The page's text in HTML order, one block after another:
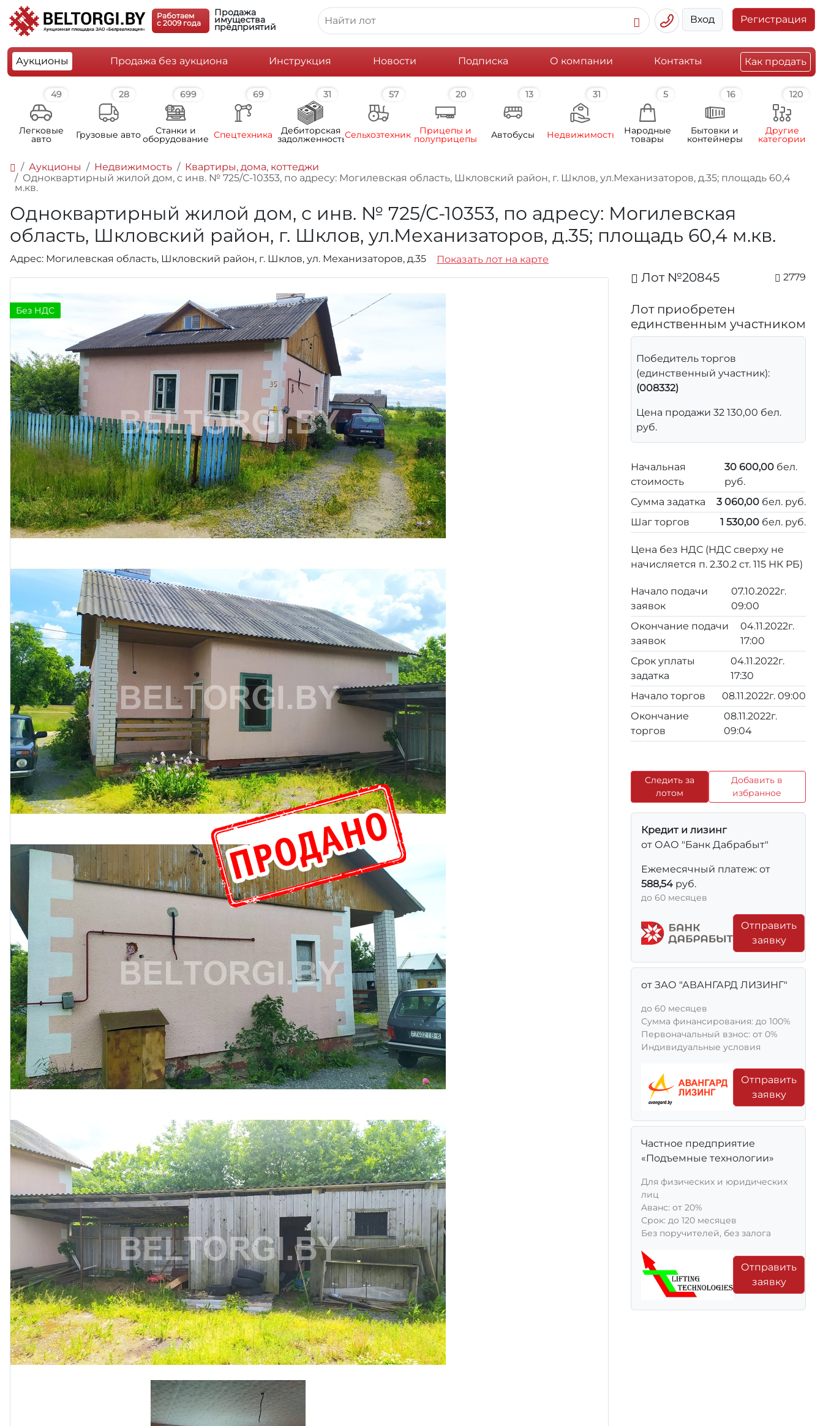
Работаем
c 2009 года
Продажа
имущества
предприятий
Вход Регистрация
Аукционы Продажа без аукциона Инструкция Новости Подписка О компании Контакты Как продать
49
Легковые
авто
28
Грузовые авто
699
Станки и
оборудование
69
Спецтехника
31
Дебиторская
задолженность
57
Сельхозтехника
20
Прицепы и
полуприцепы
13
Автобусы
31
Недвижимость
5
Народные
товары
16
Бытовки и
контейнеры
120
Другие
категории
Аукционы Недвижимость
Квартиры, дома, коттеджи
Одноквартирный жилой дом, с инв. № 725/С-10353, по адресу: Могилевская область, Шкловский район, г. Шклов, ул.Механизаторов, д.35; площадь 60,4
м.кв.
Одноквартирный жилой дом, с инв. № 725/С-10353, по адресу: Могилевская
область, Шкловский район, г. Шклов, ул.Механизаторов, д.35; площадь 60,4 м.кв.
Адрес: Могилевская область, Шкловский район, г. Шклов, ул. Механизаторов, д.35 Показать лот на карте
Без НДС
Лот №20845 2779
Лот приобретен
единственным участником
Победитель торгов
(единственный участник):
(008332)
Цена продажи 32 130,00 бел.
руб.
Начальная
стоимость
30 600,00 бел.
руб.
Сумма задатка
3 060,00 бел. руб.
Шаг торгов
1 530,00 бел. руб.
Цена без НДС (НДС сверху не
начисляется п. 2.30.2 ст. 115 НК РБ)
Начало подачи
заявок
07.10.2022г.
09:00
Окончание подачи
заявок
04.11.2022г.
17:00
Срок уплаты
задатка
04.11.2022г.
17:30
Начало торгов
08.11.2022г. 09:00
Окончание
торгов
08.11.2022г.
09:04
Следить за
лотом
Добавить в
избранное
Кредит и лизинг
от ОАО "Банк Дабрабыт"
Ежемесячный платеж: от
588,54 руб.
до 60 месяцев
Отправить
заявку
от ЗАО "АВАНГАРД ЛИЗИНГ"
до 60 месяцев
Сумма финансирования: до 100%
Первоначальный взнос: от 0%
Индивидуальные условия
Отправить
заявку
Частное предприятие
«Подъемные технологии»
Для физических и юридических
лиц
Aванс: от 20%
Срок: до 120 месяцев
Без поручителей, без залога
Отправить
заявку